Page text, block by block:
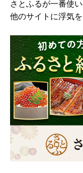
さとふるが一番使
他のサイトに浮気